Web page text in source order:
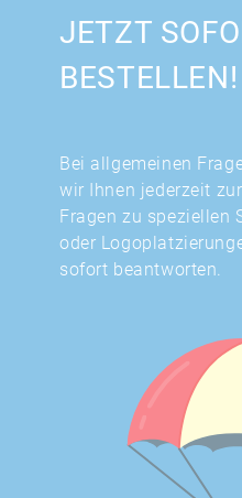
JETZT
BESTELLEN!
Bei allgemeinen
wir Ihnen jederzeit
Fragen zu speziellen
oder
sofort beantworten.